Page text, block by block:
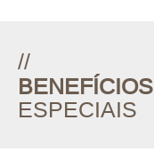
//
BENEFÍCIOS
ESPECIAIS